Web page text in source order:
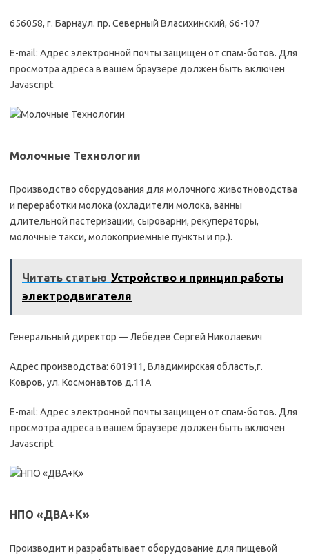
656058, г. Барнаул. пр. Северный Власихинский, 66-107
E-mail: Адрес электронной почты защищен от спам-ботов. Для
просмотра адреса в вашем браузере должен быть включен
Javascript.
Молочные Технологии
Производство оборудования для молочного животноводства
и переработки молока (охладители молока, ванны
длительной пастеризации, сыроварни, рекуператоры,
молочные такси, молокоприемные пункты и пр.).
Читать статью Устройство и принцип работы
электродвигателя
Генеральный директор — Лебедев Сергей Николаевич
Адрес производства: 601911, Владимирская область,г.
Ковров, ул. Космонавтов д.11А
E-mail: Адрес электронной почты защищен от спам-ботов. Для
просмотра адреса в вашем браузере должен быть включен
Javascript.
НПО «ДВА+К»
Производит и разрабатывает оборудование для пищевой